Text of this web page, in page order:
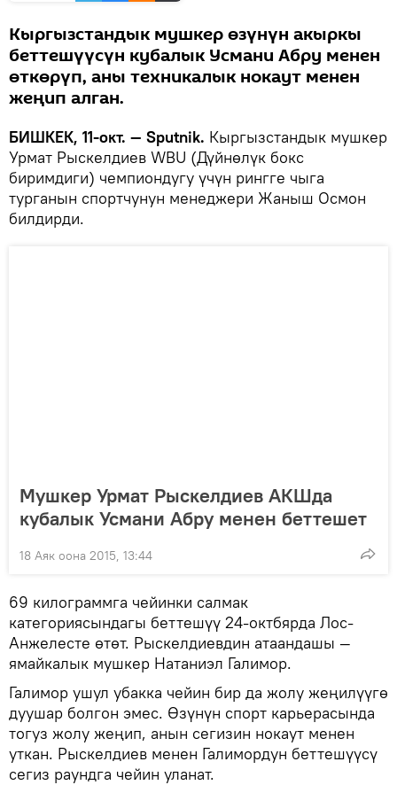
Кыргызстандык мушкер өзүнүн акыркы
беттешүүсүн кубалык Усмани Абру менен
өткөрүп, аны техникалык нокаут менен
жеңип алган.
БИШКЕК, 11-окт. — Sputnik. Кыргызстандык мушкер
Урмат Рыскелдиев WBU (Дүйнөлүк бокс
биримдиги) чемпиондугу үчүн рингге чыга
турганын спортчунун менеджери Жаныш Осмон
билдирди.
Мушкер Урмат Рыскелдиев АКШда
кубалык Усмани Абру менен беттешет
18 Аяк оона 2015, 13:44
69 килограммга чейинки салмак
категориясындагы беттешүү 24-октбярда Лос-
Анжелесте өтөт. Рыскелдиевдин атаандашы —
ямайкалык мушкер Натаниэл Галимор.
Галимор ушул убакка чейин бир да жолу жеңилүүгө
дуушар болгон эмес. Өзүнүн спорт карьерасында
тогуз жолу жеңип, анын сегизин нокаут менен
уткан. Рыскелдиев менен Галимордун беттешүүсү
сегиз раундга чейин уланат.